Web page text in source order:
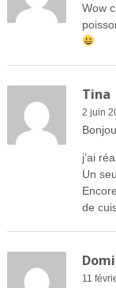
Wow
Tina
2 juin
j’ai
Un
de
11